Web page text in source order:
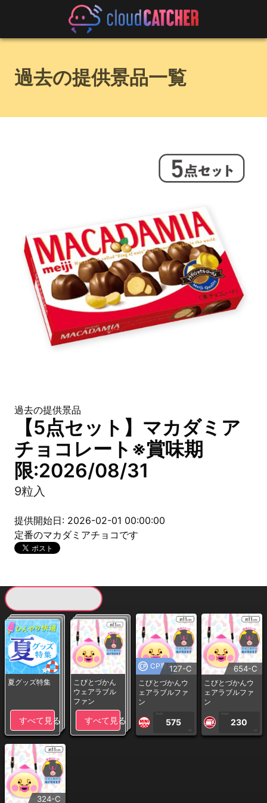
過去の提供景品一覧
過去の提供景品
【5点セット】マカダミア
チョコレート※賞味期
限:2026/08/31
9粒入
提供開始日: 2026-02-01 00:00:00
定番のマカダミアチョコです
夏グッズ特集
すべて見る
こびとづかん
ウェアラブル
ファン
すべて見る
CP専用127-C
こびとづかんウ
ェアラブルファ
ン
1PLAY
575
CP
654-C
こびとづかんウ
ェアラブルファ
ン
1PLAY
230
CP
324-C